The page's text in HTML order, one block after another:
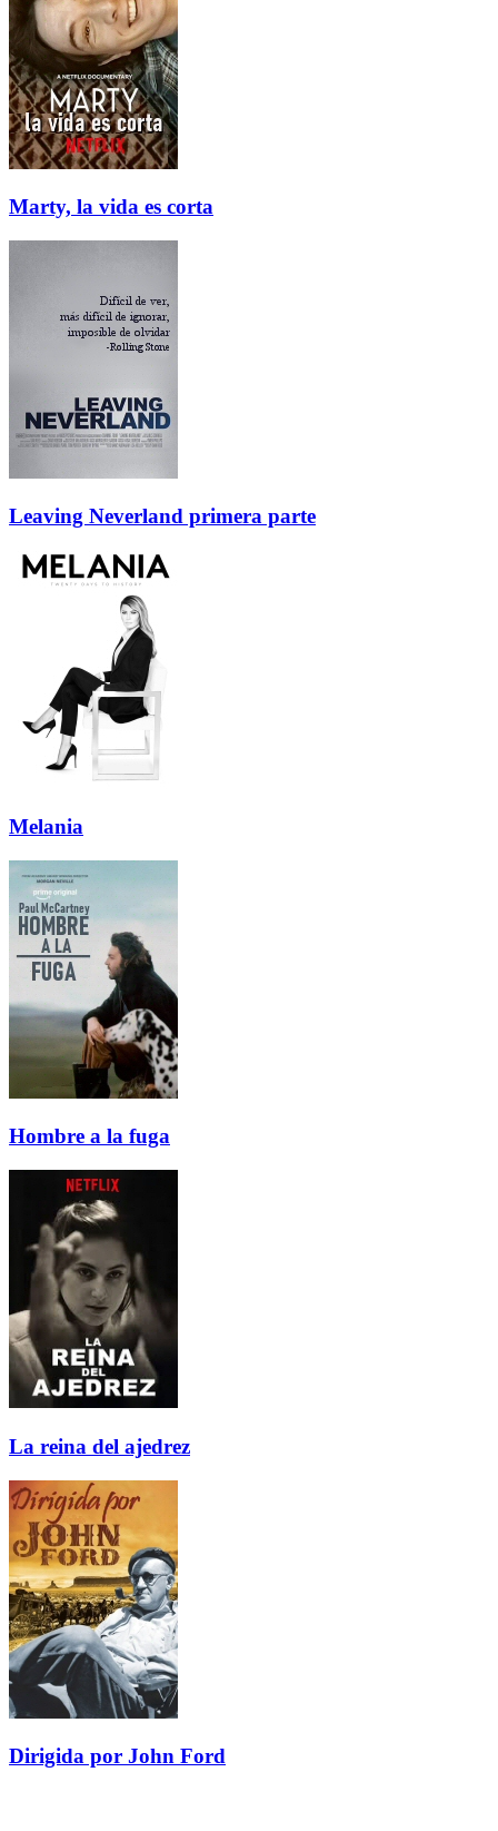
Marty, la vida es corta
Leaving Neverland primera parte
Melania
Hombre a la fuga
La reina del ajedrez
Dirigida por John Ford